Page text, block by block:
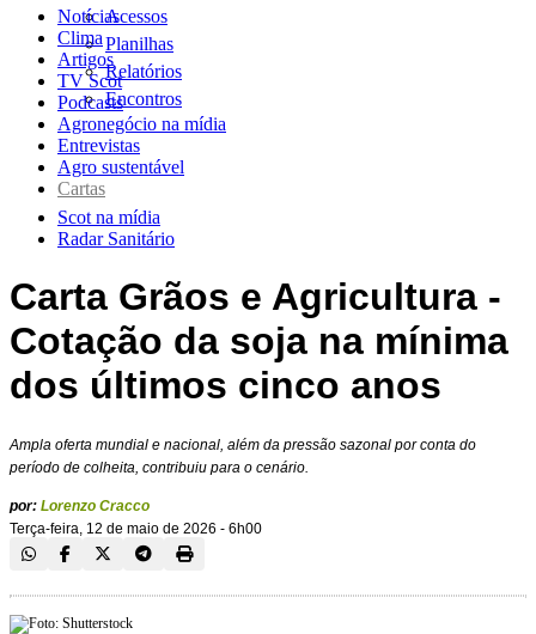
Acessos
Planilhas
Relatórios
Encontros
Notícias
Clima
Artigos
TV Scot
Podcasts
Agronegócio na mídia
Entrevistas
Agro sustentável
Cartas
Scot na mídia
Radar Sanitário
Carta Grãos e Agricultura -
Cotação da soja na mínima
dos últimos cinco anos
Ampla oferta mundial e nacional, além da pressão sazonal por conta do
período de colheita, contribuiu para o cenário.
por: Lorenzo Cracco
Terça-feira, 12 de maio de 2026 - 6h00